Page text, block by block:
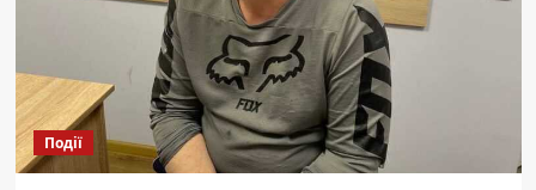
закладу,
медобладнання
завищеною
ціною
Події